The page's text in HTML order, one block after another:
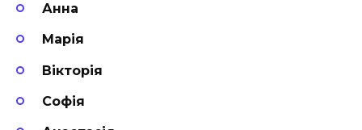
Анна
Марія
Вікторія
Софія